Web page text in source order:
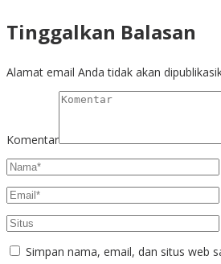
Tinggalkan Balasan
Alamat email Anda tidak akan
Komentar
Simpan nama, email, dan situs web